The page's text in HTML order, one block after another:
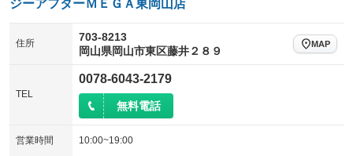
ジーアフターＭＥＧＡ東岡山店
住所
703-8213
岡山県岡山市東区藤井２８９
MAP
TEL
0078-6043-2179
無料電話
営業時間 10:00~19:00